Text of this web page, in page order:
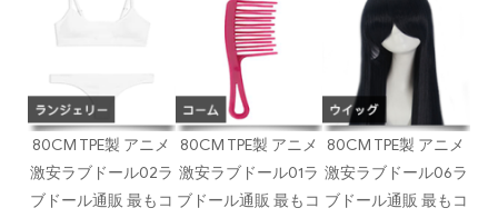
80CM TPE製 アニメ
激安ラブドール02ラ
ブドール通販 最もコ
80CM TPE製 アニメ
激安ラブドール01ラ
ブドール通販 最もコ
80CM TPE製 アニメ
激安ラブドール06ラ
ブドール通販 最もコ